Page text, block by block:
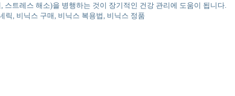
스트레스 해소)을 병행하는 것이 장기적인 건강 관리에 도움이 됩니다.
릭, 비닉스 구매, 비닉스 복용법, 비닉스 정품